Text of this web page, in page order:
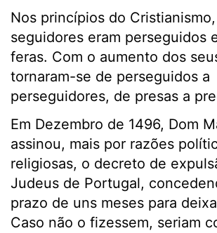
Nos princípios do
seguidores eram perseguidos
feras. Com o aumento dos
tornaram-se de perseguidos a
perseguidores, de presas a
Em Dezembro de 1496, Dom
assinou, mais por razões
religiosas, o decreto de
Judeus de Portugal,
prazo de uns meses para
Caso não o fizessem, seriam